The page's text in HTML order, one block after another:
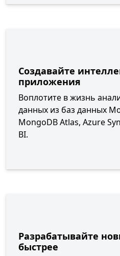
Создавайте
приложения
Воплотите в жизнь
данных из баз данных
MongoDB Atlas, Azure
BI.
Разрабатывайте
быстрее